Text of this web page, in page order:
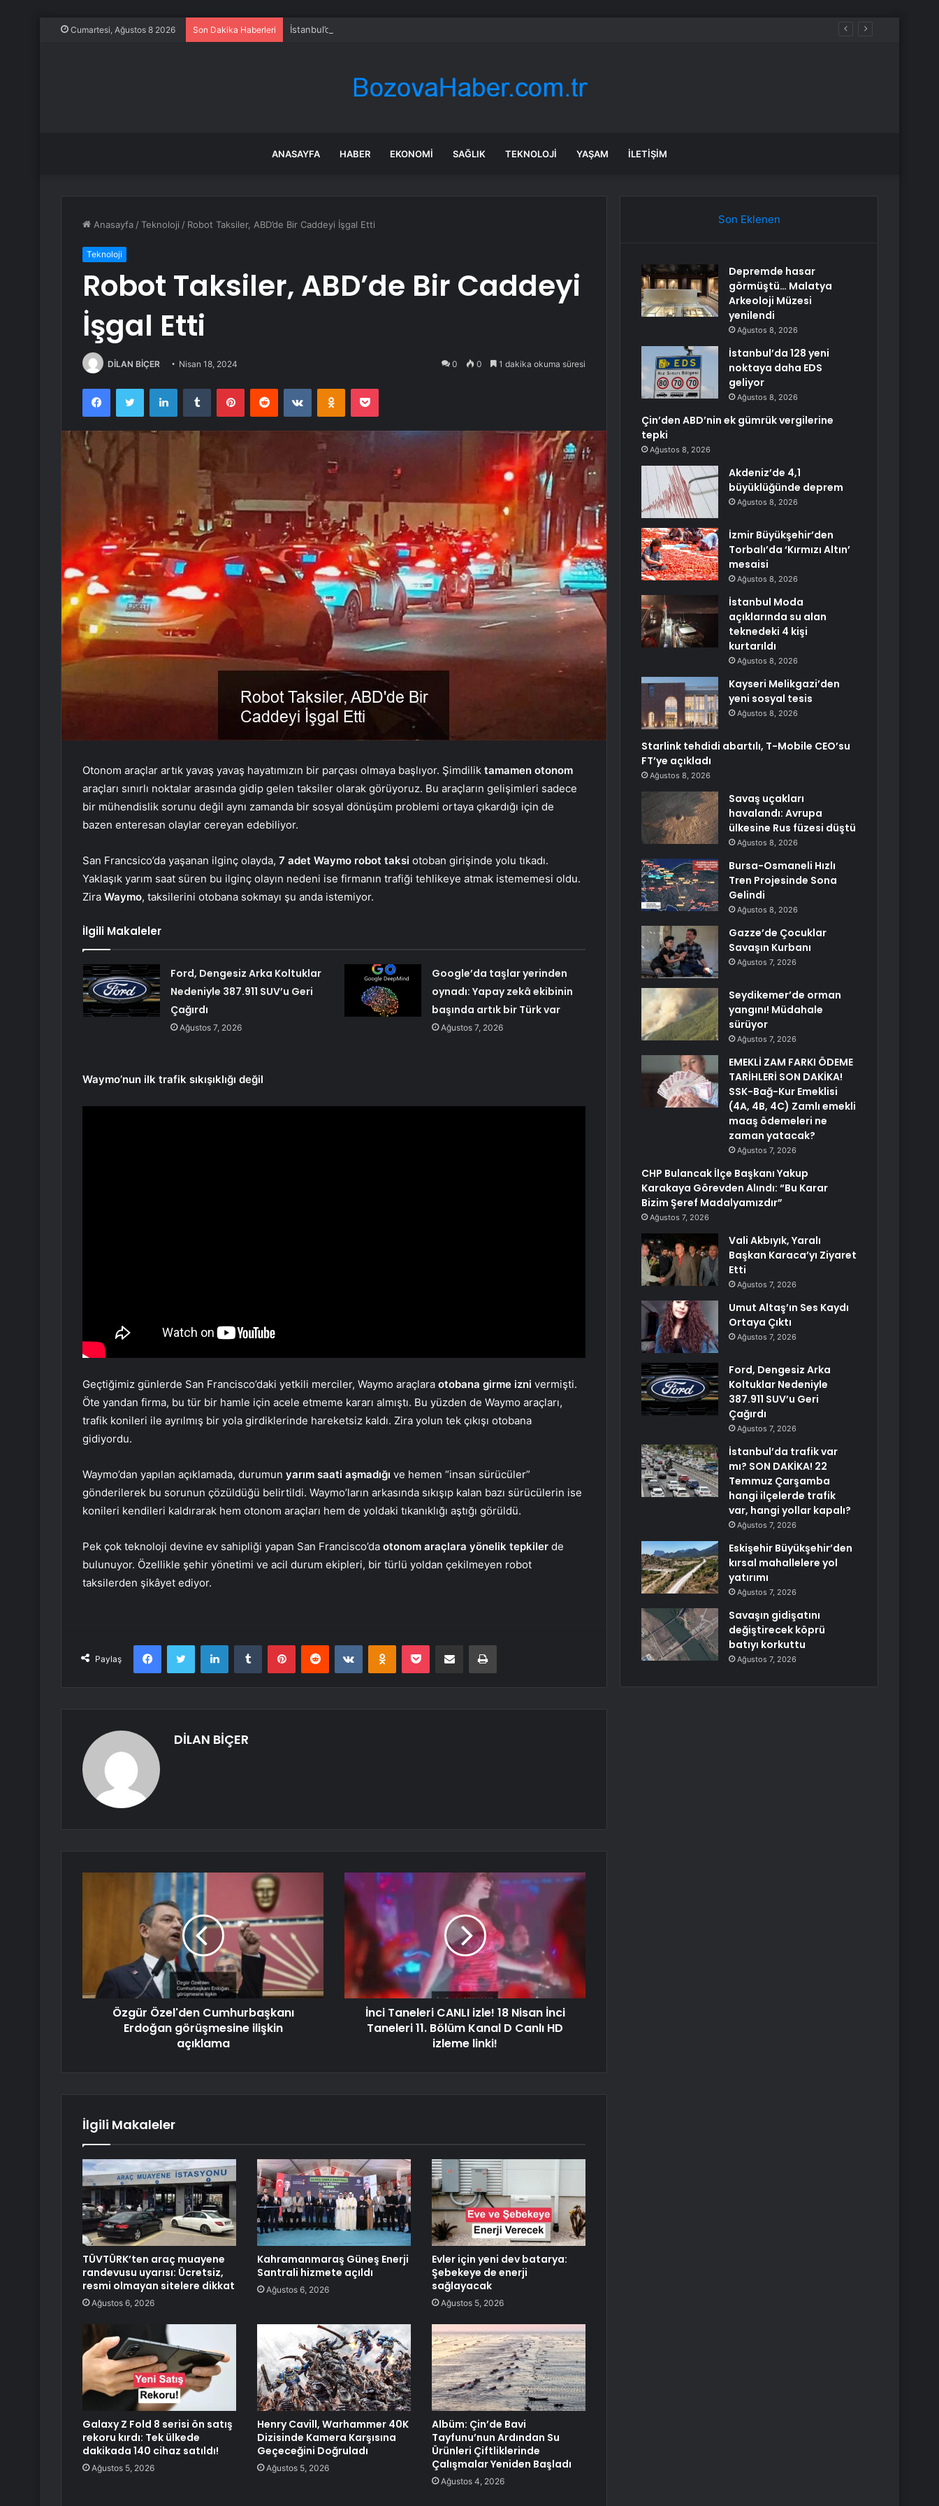
Cumartesi, Ağustos 8 2026 Son Dakika Haberleri İstanbul’da 128 yeni noktaya daha EDS geliyor
ANASAYFA HABER EKONOMI SAĞLIK TEKNOLOJI YAŞAM İLETIŞIM
Anasayfa /Teknoloji / Robot Taksiler, ABD’de Bir Caddeyi İşgal Etti
Teknoloji
Robot Taksiler, ABD’de Bir Caddeyi
İşgal Etti
DİLAN BİÇER Nisan 18, 2024 0 0 1 dakika okuma süresi
FacebookTwitter LinkedInTumblr PinterestReddit VKontakteOdnoklassniki
Pocket
Otonom araçlar artık yavaş yavaş hayatımızın bir parçası olmaya başlıyor. Şimdilik tamamen otonom
araçları sınırlı noktalar arasında gidip gelen taksiler olarak görüyoruz. Bu araçların gelişimleri sadece
bir mühendislik sorunu değil aynı zamanda bir sosyal dönüşüm problemi ortaya çıkardığı için de
bazen enteresan olaylar cereyan edebiliyor.
San Francsico’da yaşanan ilginç olayda, 7 adet Waymo robot taksi otoban girişinde yolu tıkadı.
Yaklaşık yarım saat süren bu ilginç olayın nedeni ise firmanın trafiği tehlikeye atmak istememesi oldu.
Zira Waymo, taksilerini otobana sokmayı şu anda istemiyor.
İlgili Makaleler
Ford, Dengesiz Arka Koltuklar
Nedeniyle 387.911 SUV’u Geri
Çağırdı
Ağustos 7, 2026
Google’da taşlar yerinden
oynadı: Yapay zekâ ekibinin
başında artık bir Türk var
Ağustos 7, 2026
Waymo’nun ilk trafik sıkışıklığı değil
Geçtiğimiz günlerde San Francisco’daki yetkili merciler, Waymo araçlara otobana girme izni vermişti.
Öte yandan firma, bu tür bir hamle için acele etmeme kararı almıştı. Bu yüzden de Waymo araçları,
trafik konileri ile ayrılmış bir yola girdiklerinde hareketsiz kaldı. Zira yolun tek çıkışı otobana
gidiyordu.
Waymo’dan yapılan açıklamada, durumun yarım saati aşmadığı ve hemen “insan sürücüler”
gönderilerek bu sorunun çözüldüğü belirtildi. Waymo’ların arkasında sıkışıp kalan bazı sürücülerin ise
konileri kendileri kaldırarak hem otonom araçları hem de yoldaki tıkanıklığı aştığı görüldü.
Pek çok teknoloji devine ev sahipliği yapan San Francisco’da otonom araçlara yönelik tepkiler de
bulunuyor. Özellikle şehir yönetimi ve acil durum ekipleri, bir türlü yoldan çekilmeyen robot
taksilerden şikâyet ediyor.
Paylaş
FacebookTwitter LinkedInTumblr PinterestReddit VKontakteOdnoklassniki
Pocket E-Posta ile paylaş Yazdır
DİLAN BİÇER
Özgür Özel'den Cumhurbaşkanı
Erdoğan görüşmesine ilişkin
açıklama
İnci Taneleri CANLI izle! 18 Nisan İnci
Taneleri 11. Bölüm Kanal D Canlı HD
izleme linki!
İlgili Makaleler
TÜVTÜRK’ten araç muayene
randevusu uyarısı: Ücretsiz,
resmi olmayan sitelere dikkat
Ağustos 6, 2026
Kahramanmaraş Güneş Enerji
Santrali hizmete açıldı
Ağustos 6, 2026
Evler için yeni dev batarya:
Şebekeye de enerji
sağlayacak
Ağustos 5, 2026
Galaxy Z Fold 8 serisi ön satış
rekoru kırdı: Tek ülkede
dakikada 140 cihaz satıldı!
Ağustos 5, 2026
Henry Cavill, Warhammer 40K
Dizisinde Kamera Karşısına
Geçeceğini Doğruladı
Ağustos 5, 2026
Albüm: Çin’de Bavi
Tayfunu’nun Ardından Su
Ürünleri Çiftliklerinde
Çalışmalar Yeniden Başladı
Ağustos 4, 2026
Son Eklenen
Depremde hasar
görmüştü… Malatya
Arkeoloji Müzesi
yenilendi
Ağustos 8, 2026
İstanbul’da 128 yeni
noktaya daha EDS
geliyor
Ağustos 8, 2026
Çin’den ABD’nin ek gümrük vergilerine
tepki
Ağustos 8, 2026
Akdeniz’de 4,1
büyüklüğünde deprem
Ağustos 8, 2026
İzmir Büyükşehir’den
Torbalı’da ‘Kırmızı Altın’
mesaisi
Ağustos 8, 2026
İstanbul Moda
açıklarında su alan
teknedeki 4 kişi
kurtarıldı
Ağustos 8, 2026
Kayseri Melikgazi’den
yeni sosyal tesis
Ağustos 8, 2026
Starlink tehdidi abartılı, T-Mobile CEO’su
FT’ye açıkladı
Ağustos 8, 2026
Savaş uçakları
havalandı: Avrupa
ülkesine Rus füzesi düştü
Ağustos 8, 2026
Bursa-Osmaneli Hızlı
Tren Projesinde Sona
Gelindi
Ağustos 8, 2026
Gazze’de Çocuklar
Savaşın Kurbanı
Ağustos 7, 2026
Seydikemer’de orman
yangını! Müdahale
sürüyor
Ağustos 7, 2026
EMEKLİ ZAM FARKI ÖDEME
TARİHLERİ SON DAKİKA!
SSK-Bağ-Kur Emeklisi
(4A, 4B, 4C) Zamlı emekli
maaş ödemeleri ne
zaman yatacak?
Ağustos 7, 2026
CHP Bulancak İlçe Başkanı Yakup
Karakaya Görevden Alındı: “Bu Karar
Bizim Şeref Madalyamızdır”
Ağustos 7, 2026
Vali Akbıyık, Yaralı
Başkan Karaca’yı Ziyaret
Etti
Ağustos 7, 2026
Umut Altaş’ın Ses Kaydı
Ortaya Çıktı
Ağustos 7, 2026
Ford, Dengesiz Arka
Koltuklar Nedeniyle
387.911 SUV’u Geri
Çağırdı
Ağustos 7, 2026
İstanbul’da trafik var
mı? SON DAKİKA! 22
Temmuz Çarşamba
hangi ilçelerde trafik
var, hangi yollar kapalı?
Ağustos 7, 2026
Eskişehir Büyükşehir’den
kırsal mahallelere yol
yatırımı
Ağustos 7, 2026
Savaşın gidişatını
değiştirecek köprü
batıyı korkuttu
Ağustos 7, 2026